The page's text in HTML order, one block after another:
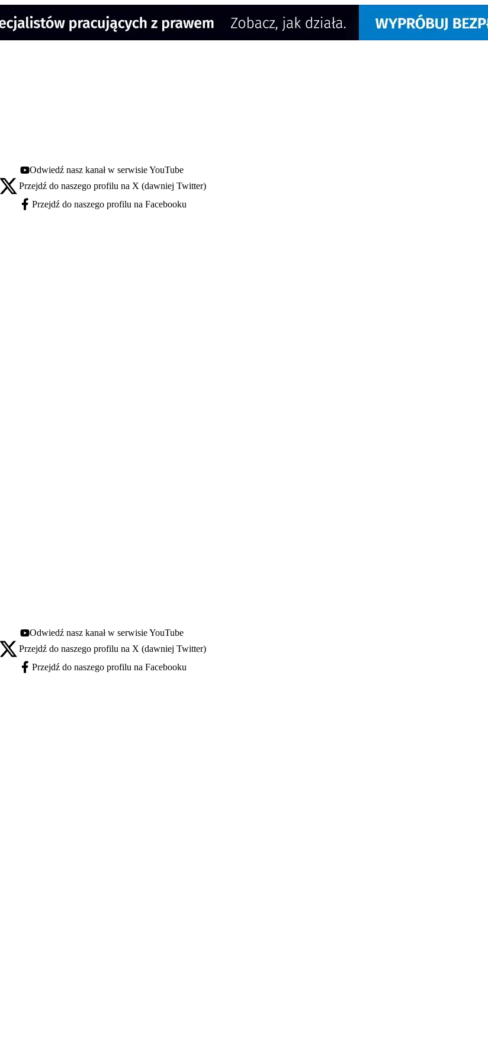
Youtube - otwiera się w nowej karcie
Odwiedź nasz kanał w serwisie YouTube
X - otwiera się w nowej karcie
Przejdź do naszego profilu na X (dawniej Twitter)
Facebook - otwiera się w nowej karcie
Przejdź do naszego profilu na Facebooku
Youtube - otwiera się w nowej karcie
Odwiedź nasz kanał w serwisie YouTube
X - otwiera się w nowej karcie
Przejdź do naszego profilu na X (dawniej Twitter)
Facebook - otwiera się w nowej karcie
Przejdź do naszego profilu na Facebooku